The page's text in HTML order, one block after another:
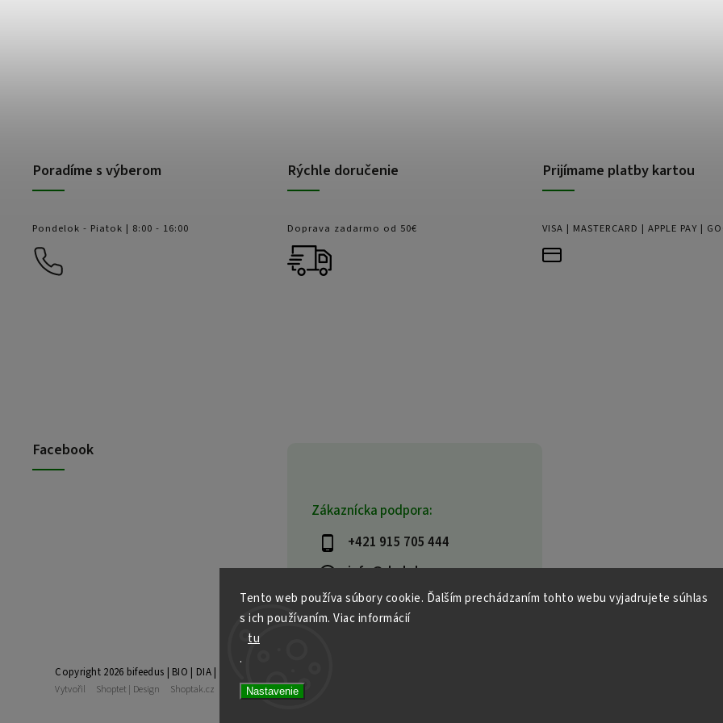
Tento web používa súbory cookie. Ďalším prechádzaním tohto webu vyjadrujete súhlas
s ich používaním. Viac informácií
tu
.
Nastavenie
Zákaznícka podpora:
+421 915 705 444
info@dml.sk
Poradíme s výberom
Pondelok - Piatok | 8:00 - 16:00
Rýchle doručenie
Doprava zadarmo od 50€
Prijímame platby kartou
VISA | MASTERCARD | APPLE PAY |
Facebook
Copyright 2026 bifeedus | BIO | DIA | BEZLEPKOVÉ POTRAVINY
Vytvořil Shoptet | Design Shoptak.cz